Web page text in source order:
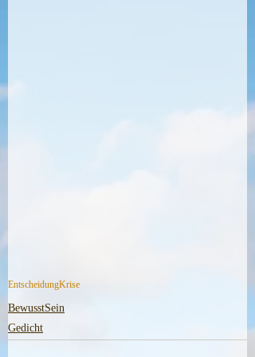
EntscheidungKrise
BewusstSein
Gedicht